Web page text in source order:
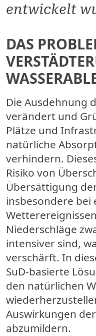
entwickelt
DAS
Die Ausdehnung
verändert und
Plätze und
natürliche
verhindern.
Risiko von
Übersättigung
insbesondere bei
Niederschläge
intensiver sind,
verschärft. In
SuD-basierte
den natürlichen
Auswirkungen
abzumildern.